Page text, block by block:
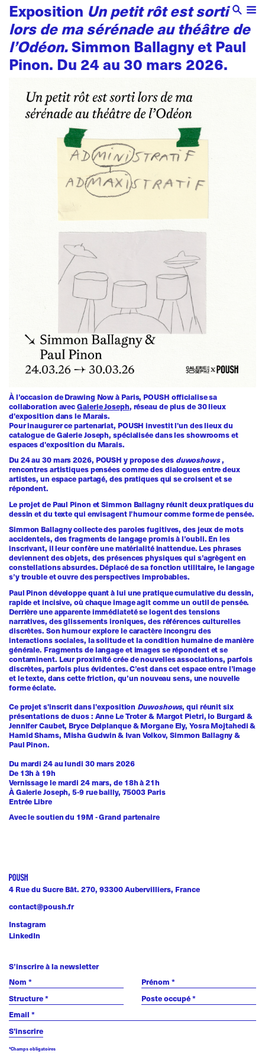
Exposition Un petit rôt est sorti
lors de ma sérénade au théâtre de
l’Odéon.Simmon Ballagny et Paul
Pinon. Du 24 au 30 mars 2026.
À l’occasion de Drawing Now à Paris, POUSH officialise sa
collaboration avecGalerie Joseph, réseau de plus de 30 lieux
d'exposition dans le Marais.
Pour inaugurer ce partenariat, POUSH investit l'un des lieux du
catalogue de Galerie Joseph, spécialisée dans les showrooms et
espaces d'exposition du Marais.
Du 24 au 30 mars 2026, POUSH y propose des duwoshows,
rencontres artistiques pensées comme des dialogues entre deux
artistes, un espace partagé, des pratiques qui se croisent et se
répondent.
Le projet de Paul Pinon et Simmon Ballagny réunit deux pratiques du
dessin et du texte qui envisagent l’humour comme forme de pensée.
Simmon Ballagny collecte des paroles fugitives, des jeux de mots
accidentels, des fragments de langage promis à l’oubli. En les
inscrivant, il leur confère une matérialité inattendue. Les phrases
deviennent des objets, des présences physiques qui s’agrègent en
constellations absurdes. Déplacé de sa fonction utilitaire, le langage
s’y trouble et ouvre des perspectives improbables.
Paul Pinon développe quant à lui une pratique cumulative du dessin,
rapide et incisive, où chaque image agit comme un outil de pensée.
Derrière une apparente immédiateté se logent des tensions
narratives, des glissements ironiques, des références culturelles
discrètes. Son humour explore le caractère incongru des
interactions sociales, la solitude et la condition humaine de manière
générale. Fragments de langage et images se répondent et se
contaminent. Leur proximité crée de nouvelles associations, parfois
discrètes, parfois plus évidentes. C’est dans cet espace entre l’image
et le texte, dans cette friction, qu’un nouveau sens, une nouvelle
forme éclate.
Ce projet s'inscrit dans l'exposition Duwoshows, qui réunit six
présentations de duos : Anne Le Troter & Margot Pietri, Io Burgard &
Jennifer Caubet, Bryce Delplanque & Morgane Ely, Yosra Mojtahedi &
Hamid Shams, Misha Gudwin & Ivan Volkov, Simmon Ballagny &
Paul Pinon.
Du mardi 24 au lundi 30 mars 2026
De 13h à 19h
Vernissage le mardi 24 mars, de 18h à 21h
À Galerie Joseph, 5-9 rue bailly, 75003 Paris
Entrée Libre
Avec le soutien du 19M - Grand partenaire
4 Rue du Sucre Bât. 270, 93300 Aubervilliers, France
contact@poush.fr
Instagram
LinkedIn
S’inscrire à la newsletter
*Champs obligatoires